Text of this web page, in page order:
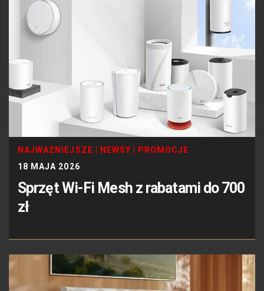
NAJWAŻNIEJSZE NEWSY
PROMOCJE
18 MAJA 2026
Sprzęt Wi-Fi Mesh z rabatami do 700
zł